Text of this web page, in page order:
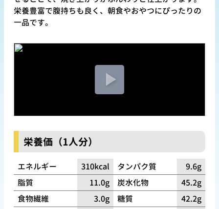
栄養豊富で腹持ちも良く、朝食やおやつにぴったりの
一品です。
栄養価（1人分）
エネルギー 310kcal タンパク質 9.6g
脂質
11.0g 炭水化物 45.2g
食物繊維
3.0g 糖質 42.2g